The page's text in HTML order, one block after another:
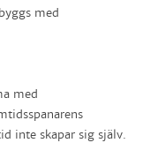
med
med
inte skapar sig själv.